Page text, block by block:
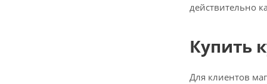
действительно
Купить
Для клиентов